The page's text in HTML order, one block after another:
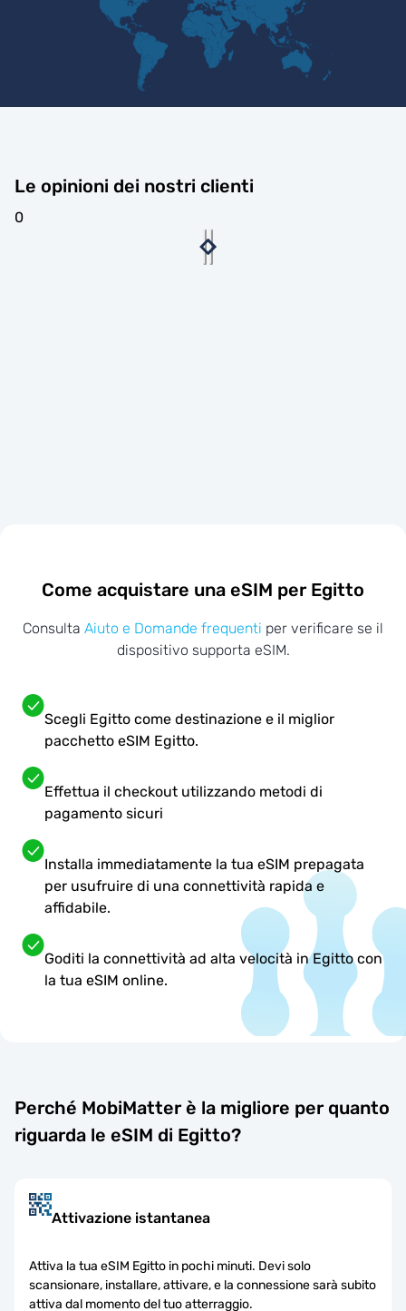
Le opinioni dei nostri clienti
0
Come acquistare una eSIM per Egitto
Consulta Aiuto e Domande frequenti per verificare se il
dispositivo supporta eSIM.
Scegli Egitto come destinazione e il miglior
pacchetto eSIM Egitto.
Effettua il checkout utilizzando metodi di
pagamento sicuri
Installa immediatamente la tua eSIM prepagata
per usufruire di una connettività rapida e
affidabile.
Goditi la connettività ad alta velocità in Egitto con
la tua eSIM online.
Perché MobiMatter è la migliore per quanto
riguarda le eSIM di Egitto?
Attivazione istantanea
Attiva la tua eSIM Egitto in pochi minuti. Devi solo
scansionare, installare, attivare, e la connessione sarà subito
attiva dal momento del tuo atterraggio.